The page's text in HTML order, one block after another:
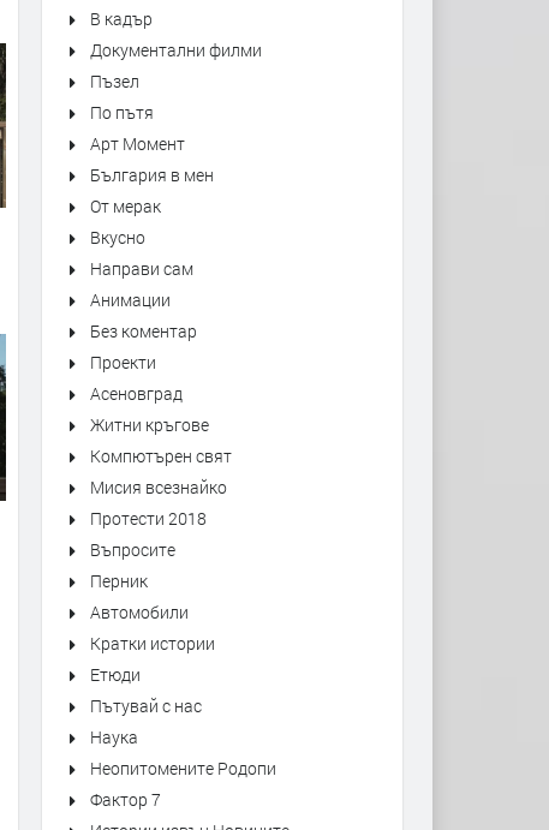
В кадър
Документални филми
Пъзел
По пътя
Арт Момент
България в мен
От мерак
Вкусно
Направи сам
Анимации
Без коментар
Проекти
Асеновград
Житни кръгове
Компютърен свят
Мисия всезнайко
Протести 2018
Въпросите
Перник
Автомобили
Кратки истории
Етюди
Пътувай с нас
Наука
Неопитомените Родопи
Фактор 7